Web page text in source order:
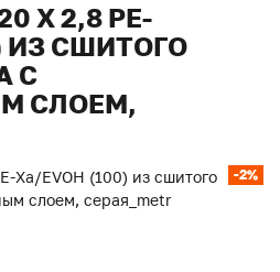
Х 2,8 PE-
ИЗ СШИТОГО
С
СЛОЕМ,
-2%